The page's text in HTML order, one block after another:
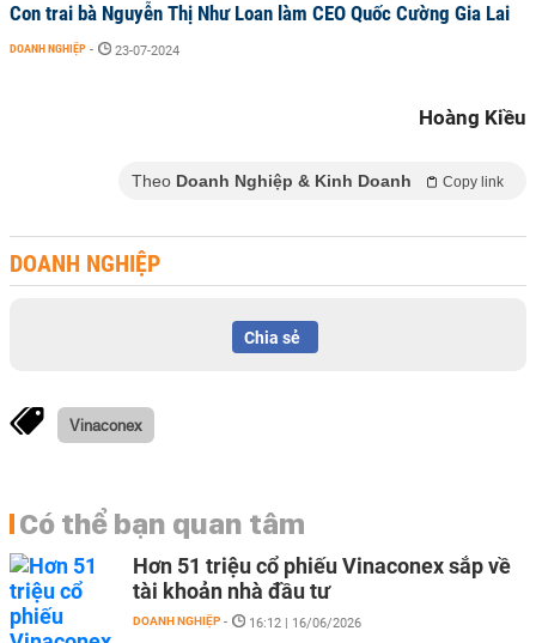
Con trai bà Nguyễn Thị Như Loan làm CEO Quốc Cường Gia Lai
DOANH NGHIỆP - 23-07-2024
Hoàng Kiều
Theo Doanh Nghiệp & Kinh Doanh Copy link
DOANH NGHIỆP
Chia sẻ
Vinaconex
Có thể bạn quan tâm
Hơn 51 triệu cổ phiếu Vinaconex sắp về
tài khoản nhà đầu tư
DOANH NGHIỆP - 16:12 | 16/06/2026